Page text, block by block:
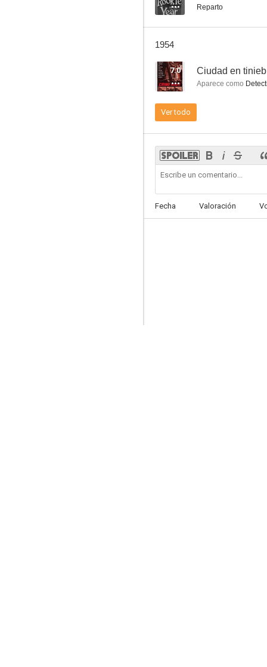
--
--
Reparto
1954
7.0 Ciudad en
Aparece como
Ver todo
Fecha Valoración